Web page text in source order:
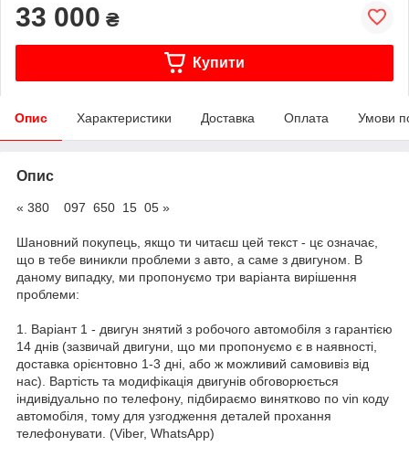
33 000 ₴
Купити
Опис Характеристики Доставка Оплата Умови
Опис
« 380 097 650 15 05 »
Шановний покупець, якщо ти читаєш цей текст - цє означає,
що в тебе виникли проблеми з авто, а саме з двигуном. В
даному випадку, ми пропонуємо три варіанта вирішення
проблеми:
1. Варіант 1 - двигун знятий з робочого автомобіля з гарантією
14 днів (зазвичай двигуни, що ми пропонуємо є в наявності,
доставка орієнтовно 1-3 дні, або ж можливий самовивіз від
нас). Вартість та модифікація двигунів обговорюється
індивідуально по телефону, підбираємо винятково по vin коду
автомобіля, тому для узгодження деталей прохання
телефонувати. (Viber, WhatsApp)